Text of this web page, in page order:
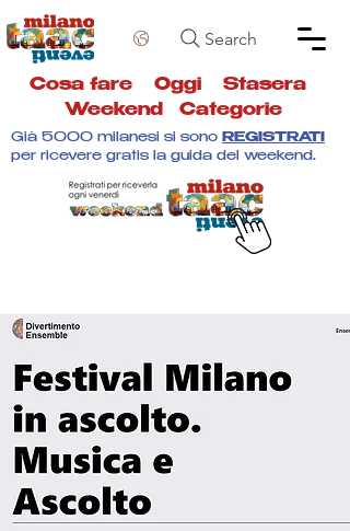
Search
Cosa fare Oggi Stasera
Weekend
Categorie
Già 5000 milanesi si sono REGISTRATI
per ricevere gratis la guida del weekend.